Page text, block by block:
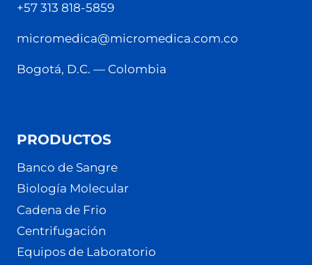
+57 313 818-5859
micromedica@micromedica.com.co
Bogotá, D.C. — Colombia
PRODUCTOS
Banco de Sangre
Biología Molecular
Cadena de Frio
Centrifugación
Equipos de Laboratorio